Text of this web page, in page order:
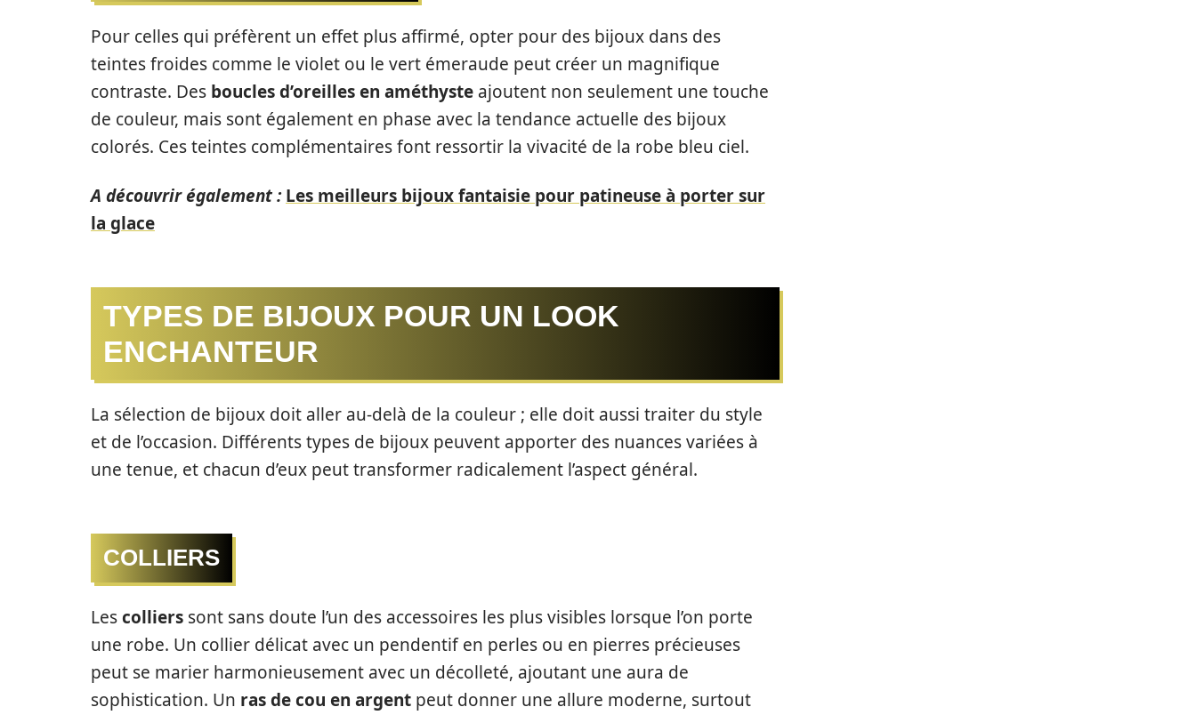
Pour celles qui préfèrent un effet plus affirmé, opter pour des bijoux dans des
teintes froides comme le violet ou le vert émeraude peut créer un magnifique
contraste. Des boucles d’oreilles en améthyste ajoutent non seulement une touche
de couleur, mais sont également en phase avec la tendance actuelle des bijoux
colorés. Ces teintes complémentaires font ressortir la vivacité de la robe bleu ciel.
A découvrir également : Les meilleurs bijoux fantaisie pour patineuse à porter sur
la glace
TYPES DE BIJOUX POUR UN LOOK
ENCHANTEUR
La sélection de bijoux doit aller au-delà de la couleur ; elle doit aussi traiter du style
et de l’occasion. Différents types de bijoux peuvent apporter des nuances variées à
une tenue, et chacun d’eux peut transformer radicalement l’aspect général.
COLLIERS
Lescolliers sont sans doute l’un des accessoires les plus visibles lorsque l’on porte
une robe. Un collier délicat avec un pendentif en perles ou en pierres précieuses
peut se marier harmonieusement avec un décolleté, ajoutant une aura de
sophistication. Un ras de cou en argent peut donner une allure moderne, surtout